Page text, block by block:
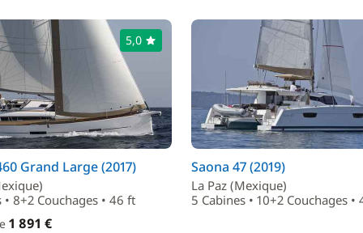
5,0
Grand Large (2017)
• 8+2 Couchages • 46 ft
1 891 €
Saona 47 (2019)
La Paz (Mexique)
5 Cabines • 10+2 Couchages •